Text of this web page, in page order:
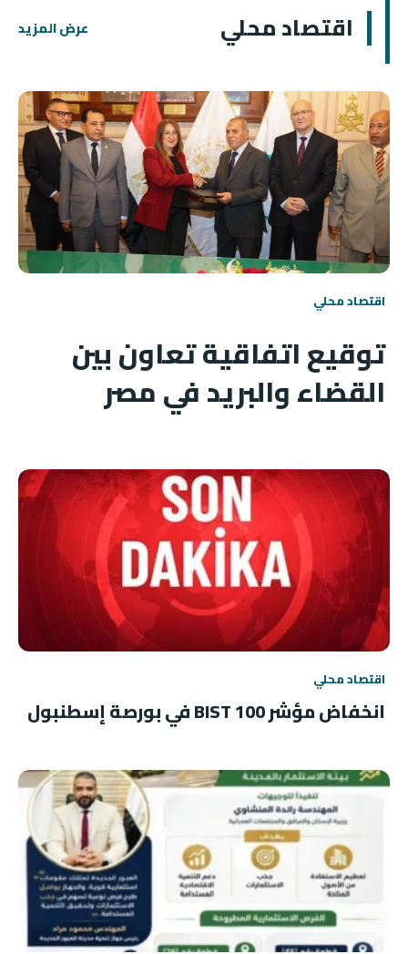
اقتصاد محلي عرض المزيد
اقتصاد محلي
توقيع اتفاقية تعاون بين
القضاء والبريد في مصر
اقتصاد محلي
انخفاض مؤشر BIST 100 في بورصة إسطنبول